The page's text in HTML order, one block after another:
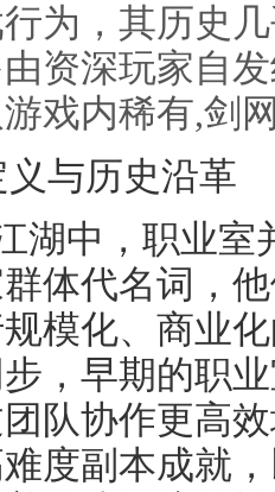
为，其历史
资深玩家自
戏内稀有,剑
与历史沿革
湖中，职业室
体代名词，
模化、商业
，早期的职
队协作更高
度副本成就